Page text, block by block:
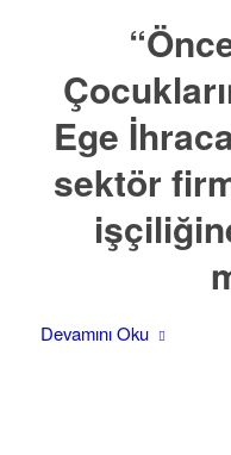
Ege
sektör
Devamını Oku